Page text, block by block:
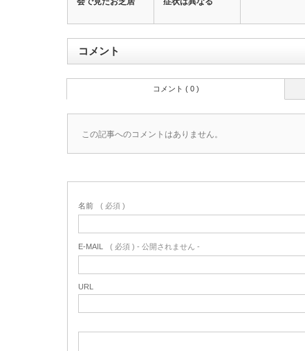
コメント
コメント ( 0 )
この記事へのコメントはありません。
名前 ( 必須 )
E-MAIL ( 必須 ) - 公開されません -
URL